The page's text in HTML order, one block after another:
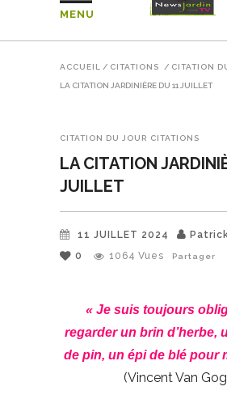
MENU
ACCUEIL / CITATIONS / CITATION
LA CITATION JARDINIÈRE DU 11 JUILLET
CITATION DU JOUR CITATIONS
LA CITATION
JUILLET
11 JUILLET 2024
0
1064 Vues Partager
« Je suis toujours
regarder un brin d’herbe,
de pin, un épi de blé pour
(Vincent Van